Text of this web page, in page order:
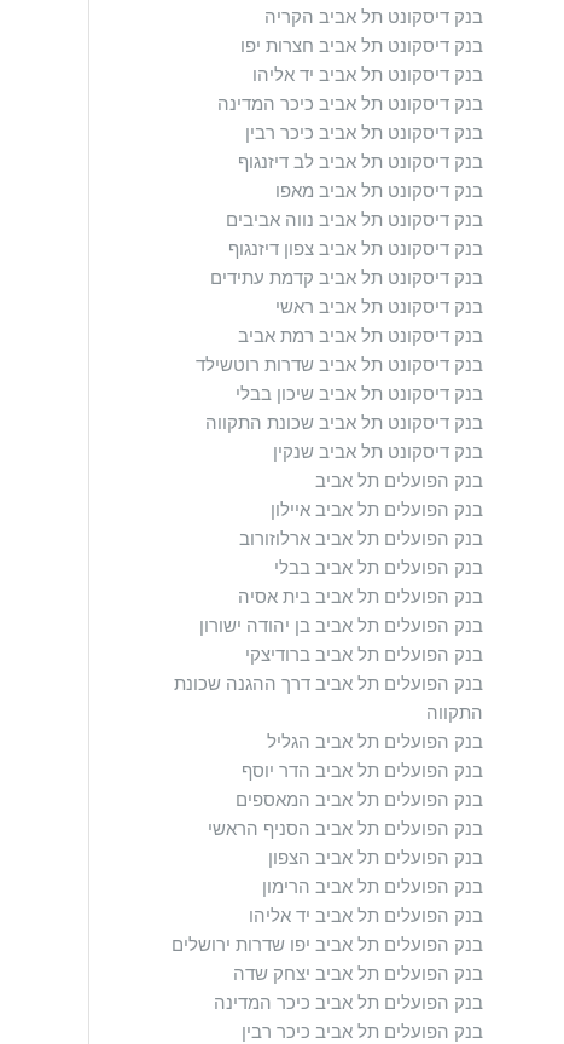
בנק דיסקונט תל אביב הקריה
בנק דיסקונט תל אביב חצרות יפו
בנק דיסקונט תל אביב יד אליהו
בנק דיסקונט תל אביב כיכר המדינה
בנק דיסקונט תל אביב כיכר רבין
בנק דיסקונט תל אביב לב דיזנגוף
בנק דיסקונט תל אביב מאפו
בנק דיסקונט תל אביב נווה אביבים
בנק דיסקונט תל אביב צפון דיזנגוף
בנק דיסקונט תל אביב קדמת עתידים
בנק דיסקונט תל אביב ראשי
בנק דיסקונט תל אביב רמת אביב
בנק דיסקונט תל אביב שדרות רוטשילד
בנק דיסקונט תל אביב שיכון בבלי
בנק דיסקונט תל אביב שכונת התקווה
בנק דיסקונט תל אביב שנקין
בנק הפועלים תל אביב
בנק הפועלים תל אביב איילון
בנק הפועלים תל אביב ארלוזורוב
בנק הפועלים תל אביב בבלי
בנק הפועלים תל אביב בית אסיה
בנק הפועלים תל אביב בן יהודה ישורון
בנק הפועלים תל אביב ברודיצקי
בנק הפועלים תל אביב דרך ההגנה שכונת
התקווה
בנק הפועלים תל אביב הגליל
בנק הפועלים תל אביב הדר יוסף
בנק הפועלים תל אביב המאספים
בנק הפועלים תל אביב הסניף הראשי
בנק הפועלים תל אביב הצפון
בנק הפועלים תל אביב הרימון
בנק הפועלים תל אביב יד אליהו
בנק הפועלים תל אביב יפו שדרות ירושלים
בנק הפועלים תל אביב יצחק שדה
בנק הפועלים תל אביב כיכר המדינה
בנק הפועלים תל אביב כיכר רבין